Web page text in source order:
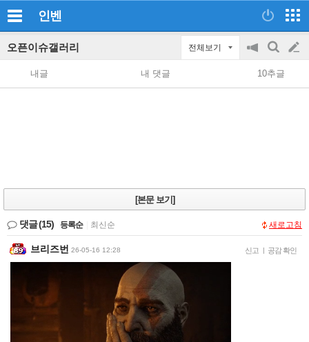
인벤
오픈이슈갤러리 전체보기
공
지
on/off
검
색
글
쓰
내글 내 댓글 10추글
[본문 보기]
댓글(15) 등록순 최신순 새로고침
브리즈번 26-05-16 12:28 신고 | 공감 확인